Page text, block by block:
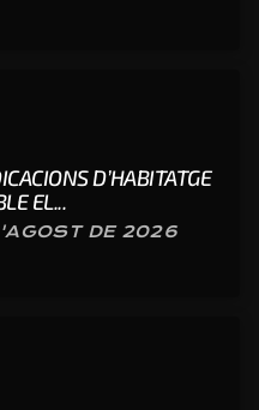
D’HABITATGE
EL...
DE 2026